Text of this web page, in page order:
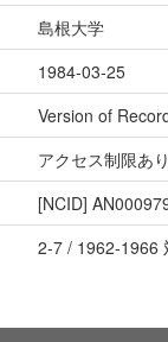
島根大学
1984-03-25
Version of
アクセス制限あり
[NCID]
2-7 / 1962-1966